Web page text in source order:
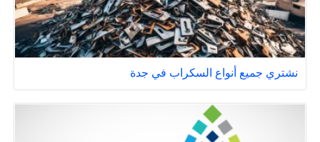
نشتري جميع أنواع السكراب في جدة